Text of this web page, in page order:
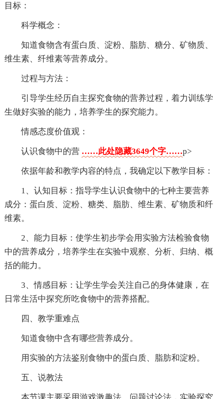
目标：
科学概念：
知道食物含有蛋白质、淀粉、脂肪、糖分、矿物质、
维生素、纤维素等营养成分。
过程与方法：
引导学生经历自主探究食物的营养过程，着力训练学
生做好实验的能力，培养学生的探究能力。
情感态度价值观：
认识食物中的营 ……此处隐藏3649个字……p>
依据年龄和教学内容的特点，我确定以下教学目标：
1、认知目标：指导学生认识食物中的七种主要营养
成分：蛋白质、淀粉、糖类、脂肪、维生素、矿物质和纤
维素。
2、能力目标：使学生初步学会用实验方法检验食物
中的营养成分，培养学生在实验中观察、分析、归纳、概
括的能力。
3、情感目标：让学生学会关注自己的身体健康，在
日常生活中探究所吃食物中的营养搭配。
四、教学重难点
知道食物中含有哪些营养成分。
用实验的方法鉴别食物中的蛋白质、脂肪和淀粉。
五、说教法
本节课主要采用游戏激趣法、问题讨论法，实验探究